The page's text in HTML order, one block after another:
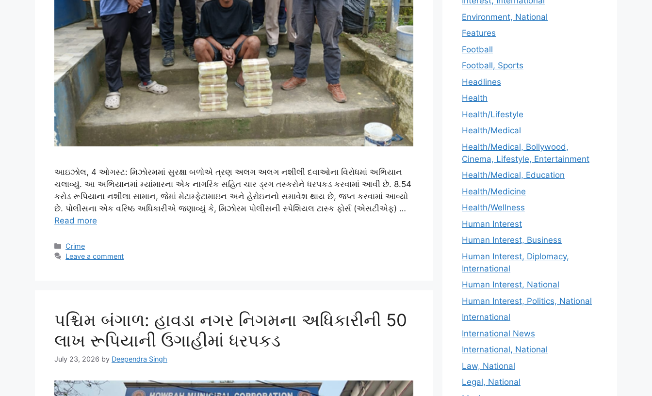
આઇઝોલ, 4 ઓગસ્ટ: મિઝોરમમાં સુરક્ષા બળોએ ત્રણ અલગ અલગ નશીલી દવાઓના વિરોધમાં અભિયાન
ચલાવ્યું. આ અભિયાનમાં મ્યાંમારના એક નાગરિક સહિત ચાર ડ્રગ તસ્કરોને ધરપકડ કરવામાં આવી છે. 8.54
કરોડ રૂપિયાના નશીલા સામાન, જેમાં મેટામ્ફેટામાઇન અને હેરોઇનનો સમાવેશ થાય છે, જપ્ત કરવામાં આવ્યો
છે. પોલીસના એક વરિષ્ઠ અધિકારીએ જણાવ્યું કે, મિઝોરમ પોલીસની સ્પેશિયલ ટાસ્ક ફોર્સ (એસટીએફ) …
Read more
Categories
Crime
Leave a comment
પશ્ચિમ બંગાળ: હાવડા નગર નિગમના અધિકારીની 50
લાખ રૂપિયાની ઉગાહીમાં ધરપકડ
July 23, 2026 by Deependra Singh
Environment, National
Features
Football
Football, Sports
Headlines
Health
Health/Lifestyle
Health/Medical
Health/Medical, Bollywood,
Cinema, Lifestyle, Entertainment
Health/Medical, Education
Health/Medicine
Health/Wellness
Human Interest
Human Interest, Business
Human Interest, Diplomacy,
International
Human Interest, National
Human Interest, Politics, National
International
International News
International, National
Law, National
Legal, National